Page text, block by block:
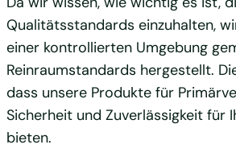
Qualitätsstandards einzuhalten,
einer kontrollierten Umgebung
Reinraumstandards hergestellt.
dass unsere Produkte für
Sicherheit und Zuverlässigkeit für
bieten.